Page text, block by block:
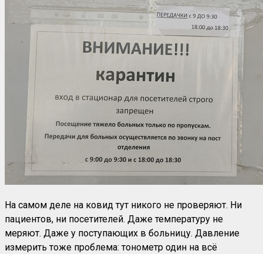
На самом деле на ковид тут никого не проверяют. Ни
пациентов, ни посетителей. Даже температуру не
меряют. Даже у поступающих в больницу. Давление
измерить тоже проблема: тонометр один на всё